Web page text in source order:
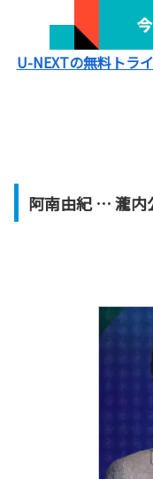
U-NEXTの無料トラ
阿南由紀 … 瀧内